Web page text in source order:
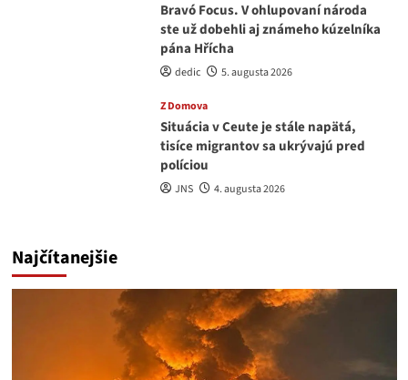
Bravó Focus. V ohlupovaní národa
ste už dobehli aj známeho kúzelníka
pána Hřícha
dedic 5. augusta 2026
Z Domova
Situácia v Ceute je stále napätá,
tisíce migrantov sa ukrývajú pred
políciou
JNS 4. augusta 2026
Najčítanejšie